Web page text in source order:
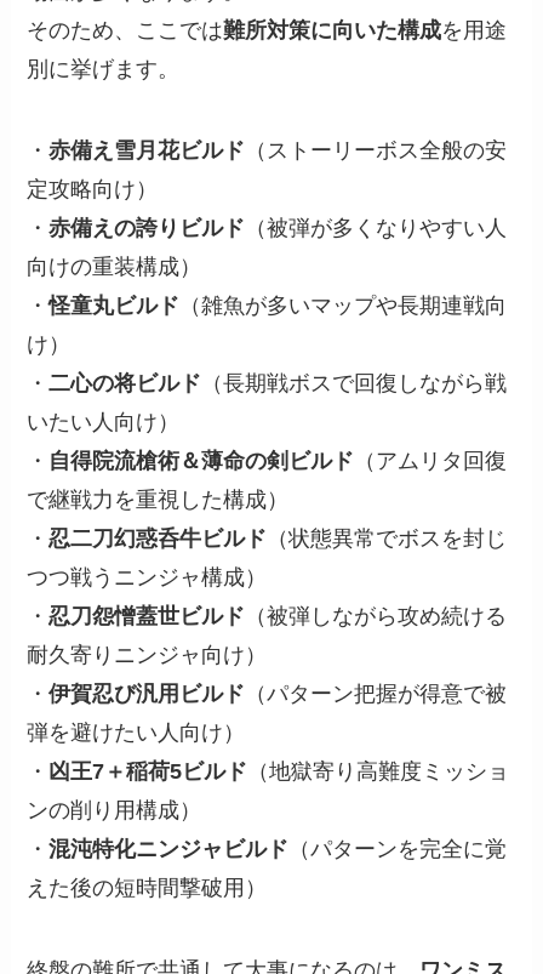
そのため、ここでは難所対策に向いた構成を用途
別に挙げます。
・赤備え雪月花ビルド （ストーリーボス全般の安
定攻略向け）
・赤備えの誇りビルド （被弾が多くなりやすい人
向けの重装構成）
・怪童丸ビルド （雑魚が多いマップや長期連戦向
け）
・二心の将ビルド （長期戦ボスで回復しながら戦
いたい人向け）
・ 自得院流槍術＆薄命の剣ビルド （アムリタ回復
で継戦力を重視した構成）
・忍二刀幻惑呑牛ビルド （状態異常でボスを封じ
つつ戦うニンジャ構成）
・忍刀怨憎蓋世ビルド （被弾しながら攻め続ける
耐久寄りニンジャ向け）
・伊賀忍び汎用ビルド （パターン把握が得意で被
弾を避けたい人向け）
・ 凶王7＋稲荷5ビルド （地獄寄り高難度ミッショ
ンの削り用構成）
・混沌特化ニンジャビルド （パターンを完全に覚
えた後の短時間撃破用）